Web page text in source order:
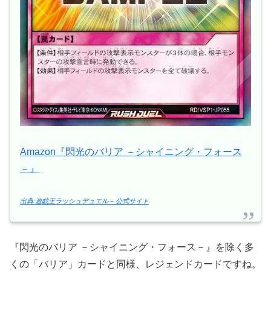
Amazon『閃光のバリア －シャイニング・フォース
－』
出典:遊戯王ラッシュデュエル – 公式サイト
『閃光のバリア －シャイニング・フォース－』を除く多
くの「バリア」カードと同様、レジェンドカードですね。